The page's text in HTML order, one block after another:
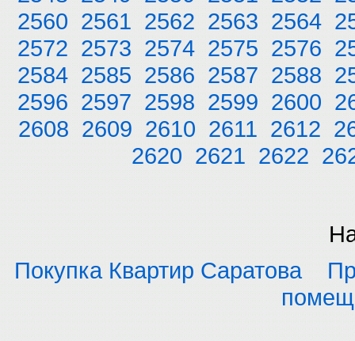
2560 2561 2562 2563 2564
2572 2573 2574 2575 2576
2584 2585 2586 2587 2588
2596 2597 2598 2599 2600
2608 2609 2610 2611 2612
2620 2621 2622
Покупка Квартир Саратова